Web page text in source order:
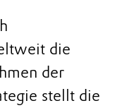
die
der
stellt die